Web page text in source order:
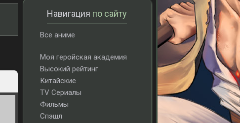
Навигация по сайту
Все аниме
Моя геройская академия
Высокий рейтинг
Китайские
TV Сериалы
Фильмы
Спэшл